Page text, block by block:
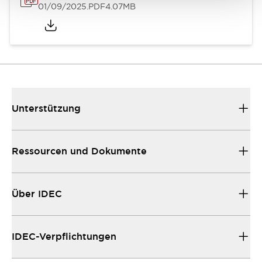
01/09/2025.PDF4.07MB
Unterstützung
Ressourcen und Dokumente
Über IDEC
IDEC-Verpflichtungen